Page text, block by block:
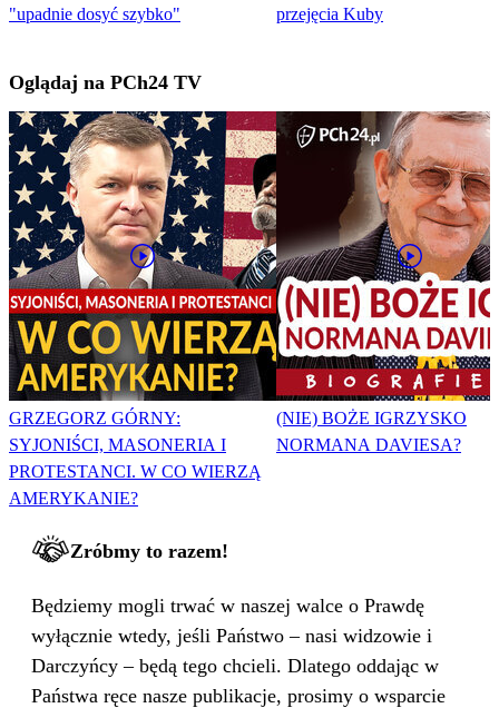
"upadnie dosyć szybko"
przejęcia Kuby
Oglądaj na PCh24 TV
GRZEGORZ GÓRNY:
SYJONIŚCI, MASONERIA I
PROTESTANCI. W CO WIERZĄ
AMERYKANIE?
(NIE) BOŻE IGRZYSKO
NORMANA DAVIESA?
Zróbmy to razem!
Będziemy mogli trwać w naszej walce o Prawdę
wyłącznie wtedy, jeśli Państwo – nasi widzowie i
Darczyńcy – będą tego chcieli. Dlatego oddając w
Państwa ręce nasze publikacje, prosimy o wsparcie